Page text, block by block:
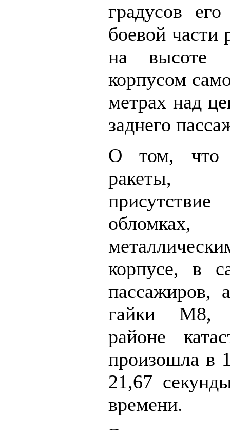
градусов
боевой части
на высоте
корпусом
метрах над
заднего
О том, что
ракеты,
корпусе, в
пассажиров,
гайки М8,
районе
произошла в
21,67
времени.